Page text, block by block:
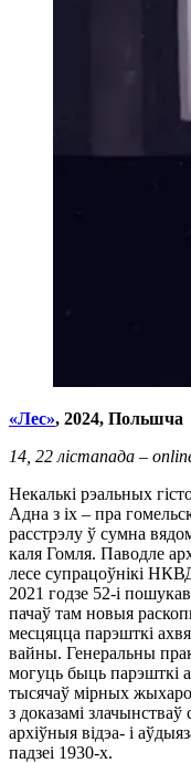
«Лес», 2024, Польшча
14, 22 лістапада –
Некалькі рэальных
Адна з іх – пра
расстрэлу ў сумна
каля Гомля. Паводле
лесе супрацоўнікі
2021 годзе 52-і
пачаў там новыя
месцяцца парэшткі
вайны. Генеральны
могуць быць парэшткі
тысячаў мірных
з доказамі
архіўныя відэа- і
падзеі 1930-х.